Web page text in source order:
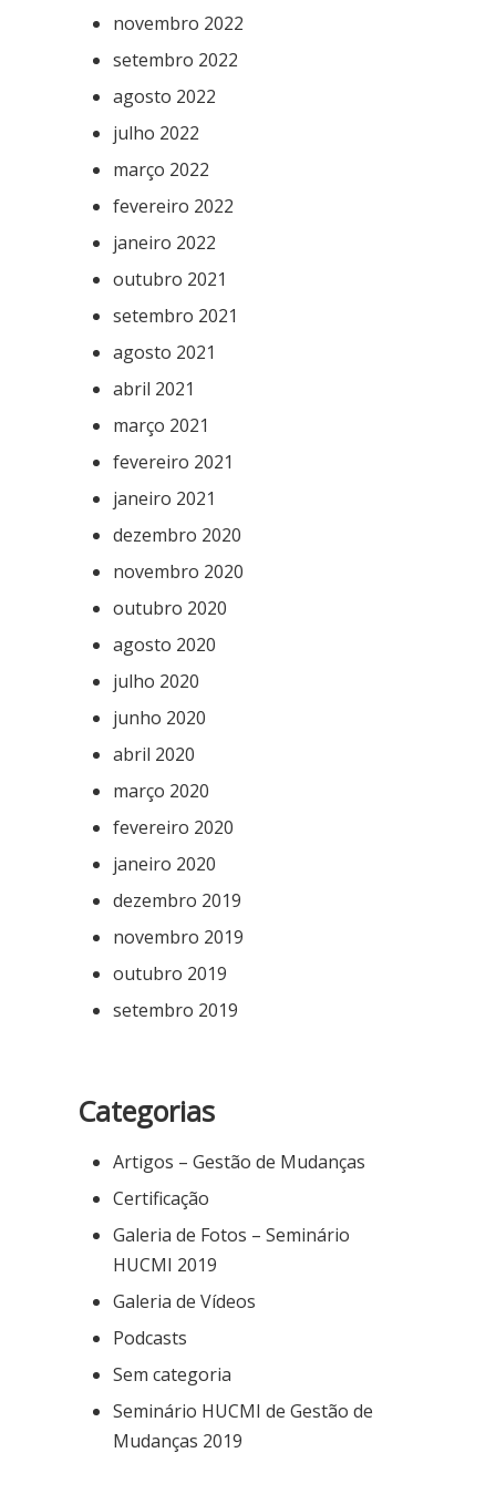
novembro 2022
setembro 2022
agosto 2022
julho 2022
março 2022
fevereiro 2022
janeiro 2022
outubro 2021
setembro 2021
agosto 2021
abril 2021
março 2021
fevereiro 2021
janeiro 2021
dezembro 2020
novembro 2020
outubro 2020
agosto 2020
julho 2020
junho 2020
abril 2020
março 2020
fevereiro 2020
janeiro 2020
dezembro 2019
novembro 2019
outubro 2019
setembro 2019
Categorias
Artigos – Gestão de Mudanças
Certificação
Galeria de Fotos – Seminário
HUCMI 2019
Galeria de Vídeos
Podcasts
Sem categoria
Seminário HUCMI de Gestão de
Mudanças 2019